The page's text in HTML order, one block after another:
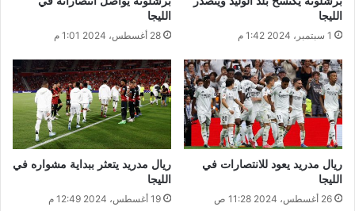
الليجا
1 سبتمبر، 2024 1:42 م
الليجا
28 أغسطس، 2024 1:01 م
ريال مدريد يعود للانتصارات في
الليجا
26 أغسطس، 2024 11:28 ص
ريال مدريد يتعثر ببداية مشواره في
الليجا
19 أغسطس، 2024 12:49 م